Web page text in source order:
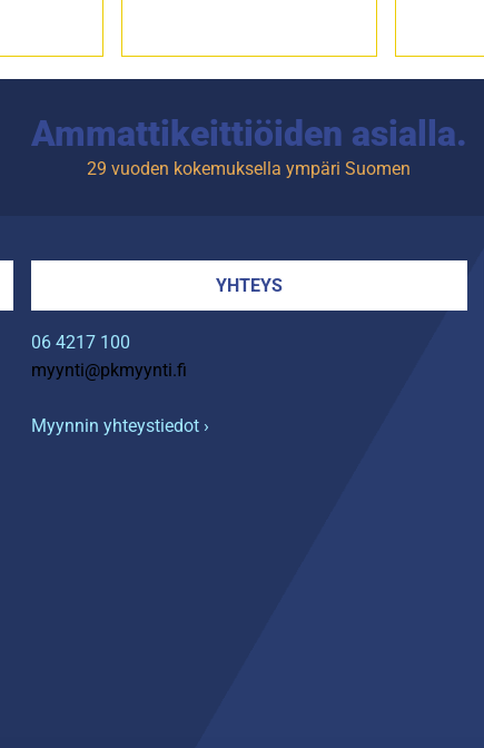
Ammattikeittiöiden asialla.
29 vuoden kokemuksella ympäri Suomen
YHTEYS
06 4217 100
myynti@pkmyynti.fi
Myynnin yhteystiedot ›